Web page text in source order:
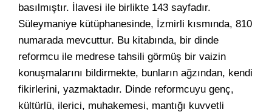
basılmıştır. İlavesi ile birlikte 143 sayfadır.
Süleymaniye kütüphanesinde, İzmirli kısmında, 810
numarada mevcuttur. Bu kitabında, bir dinde
reformcu ile medrese tahsili görmüş bir vaizin
konuşmalarını bildirmekte, bunların ağzından, kendi
fikirlerini, yazmaktadır. Dinde reformcuyu genç,
kültürlü, ilerici, muhakemesi, mantığı kuvvetli